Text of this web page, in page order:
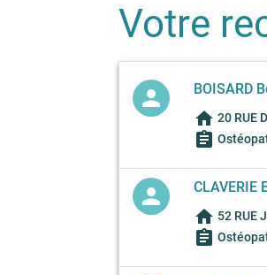
Votre
person BOISARD
home 20 RUE
assignment
person CLAVERIE
home 52 RUE
assignment